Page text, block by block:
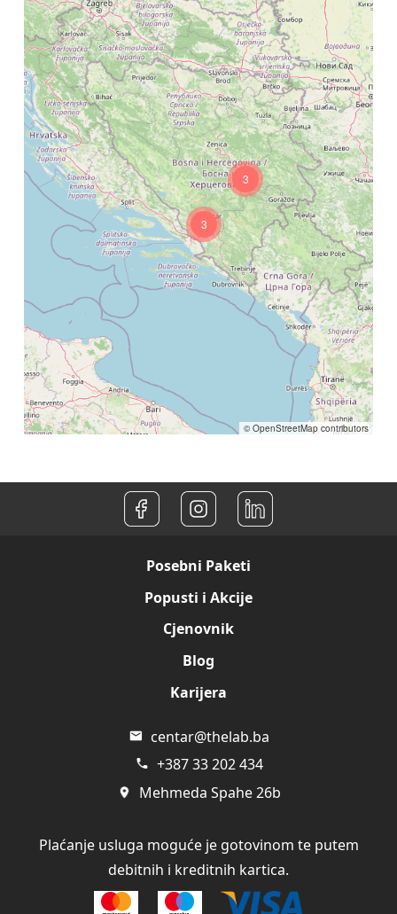
3
3
© OpenStreetMap contributors
Posebni Paketi
Popusti i Akcije
Cjenovnik
Blog
Karijera
centar@thelab.ba
+387 33 202 434
Mehmeda Spahe 26b
Plaćanje usluga moguće je gotovinom te putem
debitnih i kreditnih kartica.